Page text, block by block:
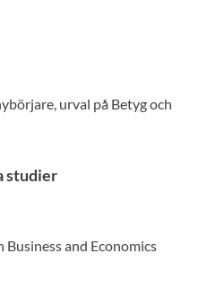
urval på Betyg och
studier
Business and Economics